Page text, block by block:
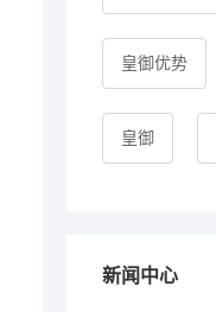
皇御优势
皇御
新闻中心